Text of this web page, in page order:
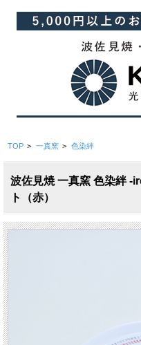
TOP > 一真窯 > 色染絆
波佐見焼 一真窯 色染絆 -
ト（赤）